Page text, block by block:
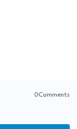
0Comments